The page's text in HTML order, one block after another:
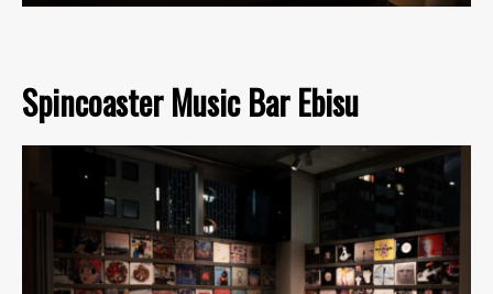
Spincoaster Music Bar Ebisu